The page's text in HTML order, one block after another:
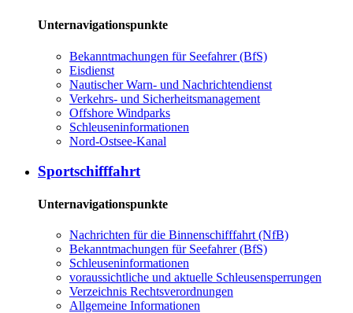
Unternavigationspunkte
Bekanntmachungen für Seefahrer (BfS)
Eisdienst
Nautischer Warn- und Nachrichtendienst
Verkehrs- und Sicherheitsmanagement
Offshore Windparks
Schleuseninformationen
Nord-Ostsee-Kanal
Sportschifffahrt
Unternavigationspunkte
Nachrichten für die Binnenschifffahrt (NfB)
Bekanntmachungen für Seefahrer (BfS)
Schleuseninformationen
voraussichtliche und aktuelle Schleusensperrungen
Verzeichnis Rechtsverordnungen
Allgemeine Informationen